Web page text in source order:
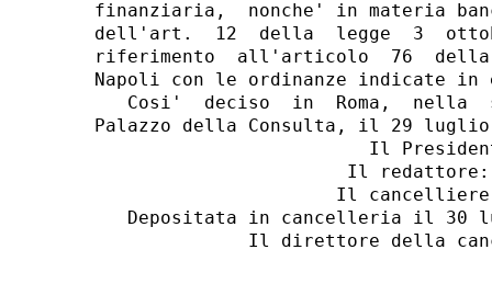
finanziaria,  nonche' in materia
dell'art.  12  della  legge  3
riferimento  all'articolo  76  della
Napoli con le ordinanze indicate in
Cosi'  deciso  in  Roma,  nella
Palazzo della Consulta, il 29 luglio
Il
Il
Il
Depositata in cancelleria il 30